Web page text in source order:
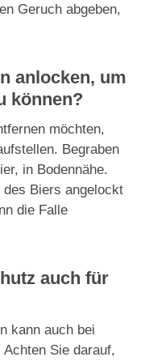
Geruch abgeben,
anlocken, um
können?
möchten,
Begraben
in Bodennähe.
Biers angelockt
die Falle
auch für
kann auch bei
Sie darauf,